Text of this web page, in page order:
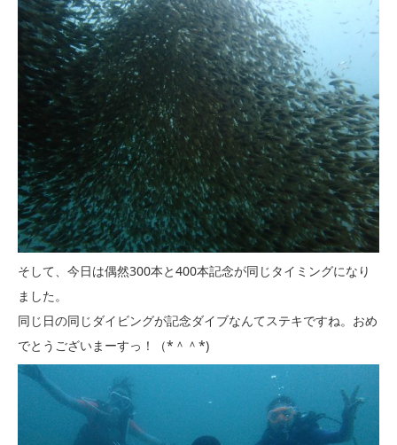
そして、今日は偶然300本と400本記念が同じタイミングになり
ました。
同じ日の同じダイビングが記念ダイブなんてステキですね。おめ
でとうございまーすっ！（*＾＾*)